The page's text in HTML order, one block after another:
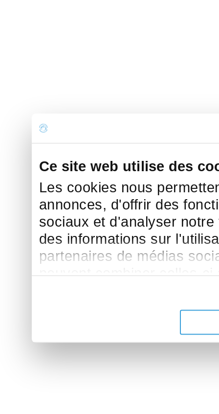
Ce site web utilise des
Les cookies nous
annonces, d'offrir des
sociaux et d'analyser
des informations sur
partenaires de médias